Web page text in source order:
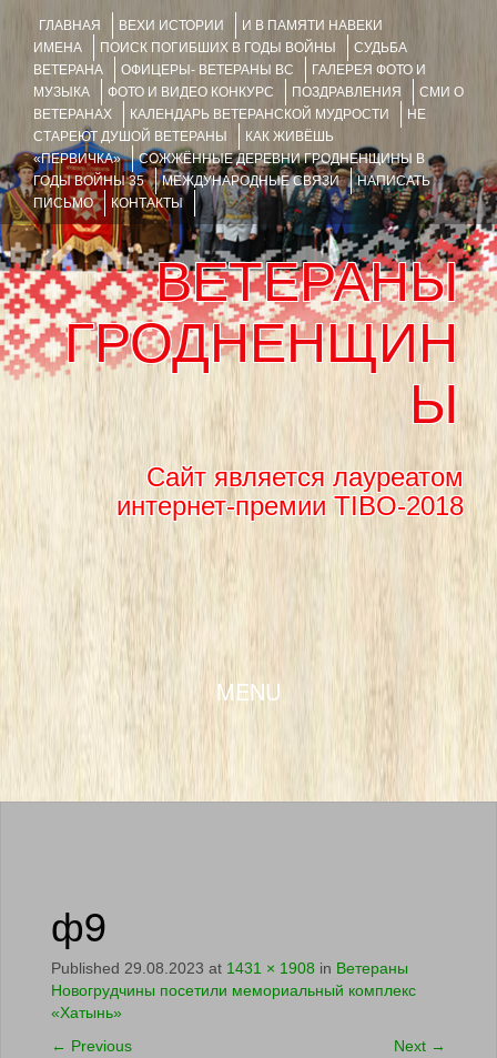
ГЛАВНАЯ ВЕХИ ИСТОРИИ
И В ПАМЯТИ НАВЕКИ
ИМЕНА
ПОИСК ПОГИБШИХ В ГОДЫ ВОЙНЫ
СУДЬБА
ВЕТЕРАНА
ОФИЦЕРЫ- ВЕТЕРАНЫ ВС
ГАЛЕРЕЯ ФОТО И
МУЗЫКА
ФОТО И ВИДЕО КОНКУРС ПОЗДРАВЛЕНИЯ
СМИ О
ВЕТЕРАНАХ
КАЛЕНДАРЬ ВЕТЕРАНСКОЙ МУДРОСТИ
НЕ
СТАРЕЮТ ДУШОЙ ВЕТЕРАНЫ
КАК ЖИВЁШЬ
«ПЕРВИЧКА»
СОЖЖЁННЫЕ ДЕРЕВНИ ГРОДНЕНЩИНЫ В
ГОДЫ ВОЙНЫ 35
МЕЖДУНАРОДНЫЕ СВЯЗИ
НАПИСАТЬ
ПИСЬМО
КОНТАКТЫ
ВЕТЕРАНЫ
ГРОДНЕНЩИН
Ы
Сайт является лауреатом
интернет-премии TIBO-2018
MENU
SKIP TO CONTENT
ф9
Published 29.08.2023 at 1431 × 1908 in Ветераны
Новогрудчины посетили мемориальный комплекс
«Хатынь»
← Previous Next →